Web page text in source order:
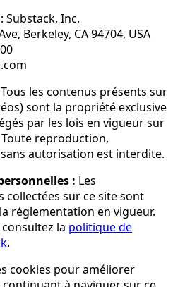
Substack, Inc.
Berkeley, CA 94704, USA
Tous les contenus présents sur
sont la propriété exclusive
par les lois en vigueur sur
reproduction,
autorisation est interdite.
: Les
sur ce site sont
réglementation en vigueur.
la politique de
.
cookies pour améliorer